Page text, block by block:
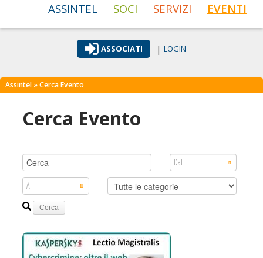
ASSINTEL SOCI SERVIZI EVENTI
ASSOCIATI | LOGIN
Assintel » Cerca Evento
Cerca Evento